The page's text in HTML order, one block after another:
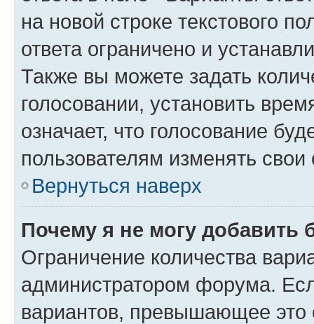
на новой строке текстового
ответа ограничено и
Также вы можете задать
голосовании, установить
означает, что голосование
пользователям изменять свои
Вернуться наверх
Почему я не могу добавить
Ограничение количества
администратором форума.
вариантов, превышающее это